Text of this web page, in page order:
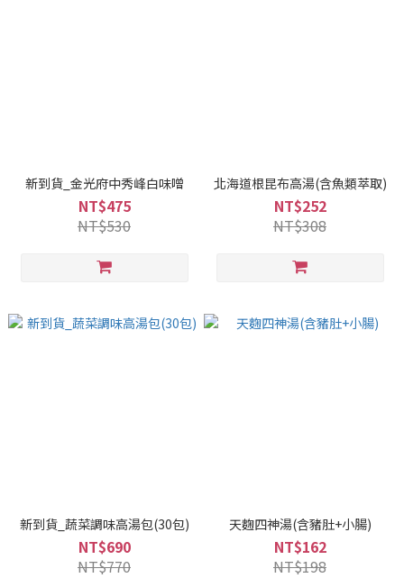
新到貨_金光府中秀峰白味噌
NT$475
NT$530
北海道根昆布高湯(含魚類萃取)
NT$252
NT$308
新到貨_蔬菜調味高湯包(30包)
NT$690
NT$770
天麴四神湯(含豬肚+小腸)
NT$162
NT$198